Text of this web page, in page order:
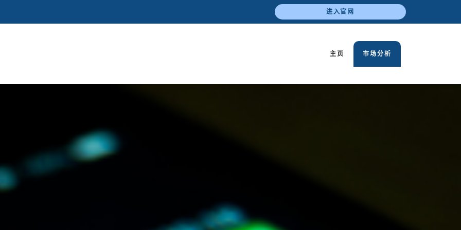
进入官网
主页 市场分析